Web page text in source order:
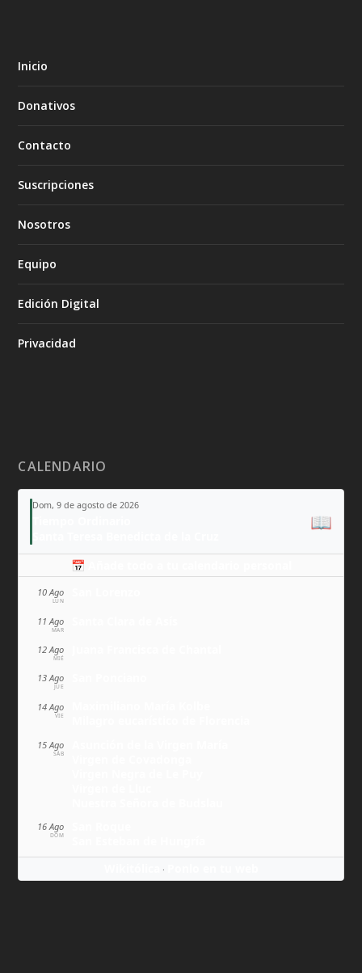
Inicio
Donativos
Contacto
Suscripciones
Nosotros
Equipo
Edición Digital
Privacidad
CALENDARIO
Dom, 9 de agosto de 2026
📖
📅 Añade todo a tu calendario personal
10 Ago
LUN
11 Ago
MAR
12 Ago
MIÉ
13 Ago
JUE
14 Ago
VIE
15 Ago
SÁB
16 Ago
DOM
·